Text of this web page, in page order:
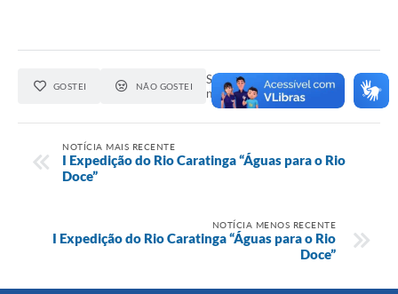
GOSTEI NÃO GOSTEI
Seja o primeiro a curtir esta
notícia.
NOTÍCIA MAIS RECENTE
I Expedição do Rio Caratinga “Águas para o Rio
Doce”
NOTÍCIA MENOS RECENTE
I Expedição do Rio Caratinga “Águas para o Rio
Doce”